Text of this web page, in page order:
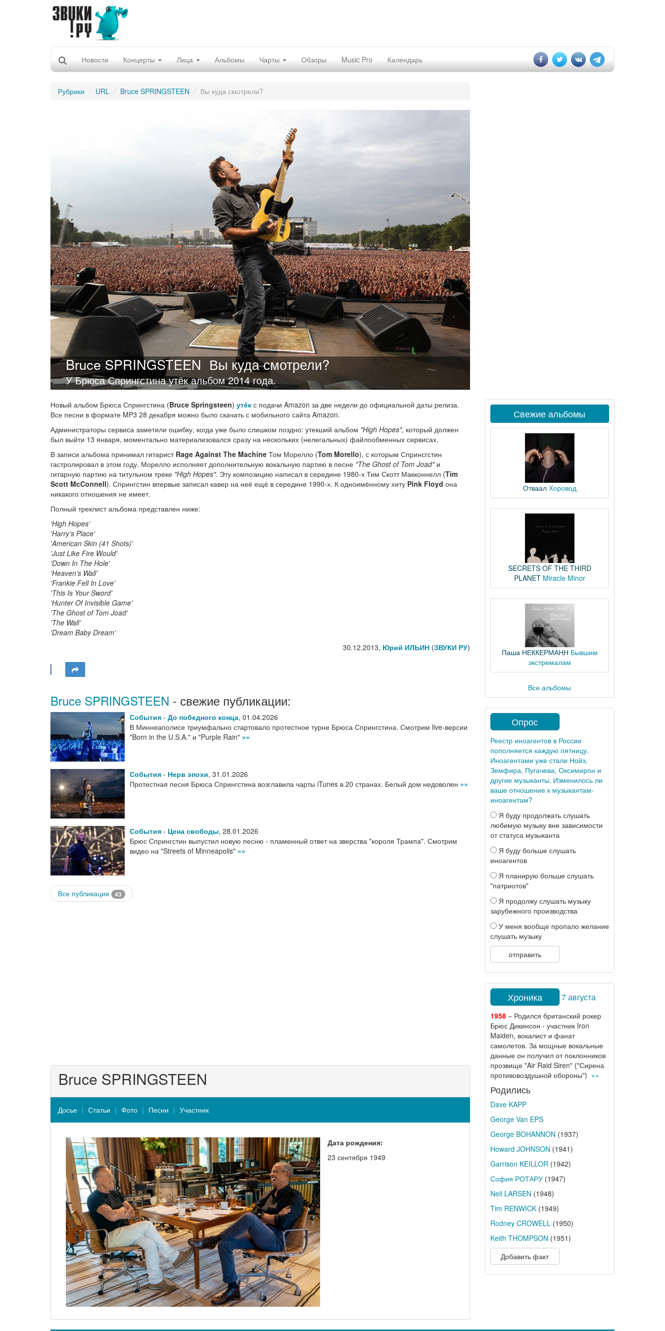
Новости Концерты Лица Альбомы Чарты Обзоры Music Pro Календарь
Рубрики URL Bruce SPRINGSTEEN Вы куда смотрели?
Bruce SPRINGSTEEN Вы куда смотрели?
У Брюса Спрингстина утёк альбом 2014 года.
Новый альбом Брюса Спрингстина (Bruce Springsteen) утёк с подачи Amazon за две недели до официальной даты релиза.
Все песни в формате MP3 28 декабря можно было скачать с мобильного сайта Amazon.
Администраторы сервиса заметили ошибку, когда уже было слишком поздно: утекший альбом "High Hopes", который должен
был выйти 13 января, моментально материализовался сразу на нескольких (нелегальных) файлообменных сервисах.
В записи альбома принимал гитарист Rage Against The Machine Том Морелло (Tom Morello), с которым Спринсгстин
гастролировал в этом году. Морелло исполняет дополнительную вокальную партию в песне "The Ghost of Tom Joad"и
гитарную партию на титульном треке "High Hopes". Эту композицию написал в середине 1980-х Тим Скотт Макконнелл (Tim
Scott McConnell). Спрингстин впервые записал кавер на неё ещё в середине 1990-х. К одноимённому хиту Pink Floyd она
никакого отношения не имеет.
Полный треклист альбома представлен ниже:
'High Hopes'
'Harry’s Place'
'American Skin (41 Shots)'
'Just Like Fire Would'
'Down In The Hole'
'Heaven’s Wall'
'Frankie Fell In Love'
'This Is Your Sword'
'Hunter Of Invisible Game'
'The Ghost of Tom Joad'
'The Wall'
'Dream Baby Dream'
30.12.2013, Юрий ИЛЬИН(ЗВУКИ РУ)
Bruce SPRINGSTEEN - свежие публикации:
События - До победного конца, 01.04.2026
В Миннеаполисе триумфально стартовало протестное турне Брюса Спрингстина. Смотрим live-версии
"Born in the U.S.A." и "Purple Rain" »»
События - Нерв эпохи, 31.01.2026
Протестная песня Брюса Спрингстина возглавила чарты iTunes в 20 странах. Белый дом недоволен »»
События - Цена свободы, 28.01.2026
Брюс Спрингстин выпустил новую песню - пламенный ответ на зверства "короля Трампа". Смотрим
видео на "Streets of Minneapolis" »»
Все публикации 43
Bruce SPRINGSTEEN
Досье Статьи Фото Песни Участник
Дата рождения:
23 сентября 1949
Свежие альбомы
Отваал Хоровод
SECRETS OF THE THIRD
PLANET Miracle Minor
Паша НЕККЕРМАНН Бывшим
экстремалам
Все альбомы
Опрос
Реестр иноагентов в России
пополняется каждую пятницу.
Иноагентами уже стали Нойз,
Земфира, Пугачева, Оксимирон и
другие музыканты. Изменилось ли
ваше отношение к музыкантам-
иноагентам?
Я буду продолжать слушать
любимую музыку вне зависимости
от статуса музыканта
Я буду больше слушать
иноагентов
Я планирую больше слушать
"патриотов"
Я продолжу слушать музыку
зарубежного производства
У меня вообще пропало желание
слушать музыку
отправить
Хроника 7 августа
1958– Родился британский рокер
Брюс Дикинсон - участник Iron
Maiden, вокалист и фанат
самолетов. За мощные вокальные
данные он получил от поклонников
прозвище "Air Raid Siren" ("Сирена
противовоздушной обороны") »»
Родились
Dave KAPP
George Van EPS
George BOHANNON (1937)
Howard JOHNSON (1941)
Garrison KEILLOR(1942)
София РОТАРУ(1947)
Neil LARSEN (1948)
Tim RENWICK(1949)
Rodney CROWELL(1950)
Keith THOMPSON (1951)
Добавить факт